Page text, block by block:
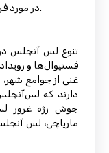
در مورد فرآیند خلاقانه در پشت صحنه ارائه می‌دهند.
تنوع لس آنجلس
فستیوال‌ها و
غنی از جوامع
دارند که
جوش رژه غرور
ماریاچی، لس